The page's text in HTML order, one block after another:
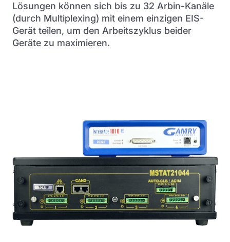
Lösungen können sich bis zu 32 Arbin-Kanäle
(durch Multiplexing) mit einem einzigen EIS-
Gerät teilen, um den Arbeitszyklus beider
Geräte zu maximieren.